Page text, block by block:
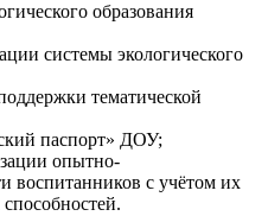
образования
системы экологического
тематической
паспорт» ДОУ;
опытно-
воспитанников с учётом их